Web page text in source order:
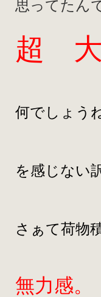
思ってたん
超
何でしょう
を感じない
さぁて荷物
無力感。